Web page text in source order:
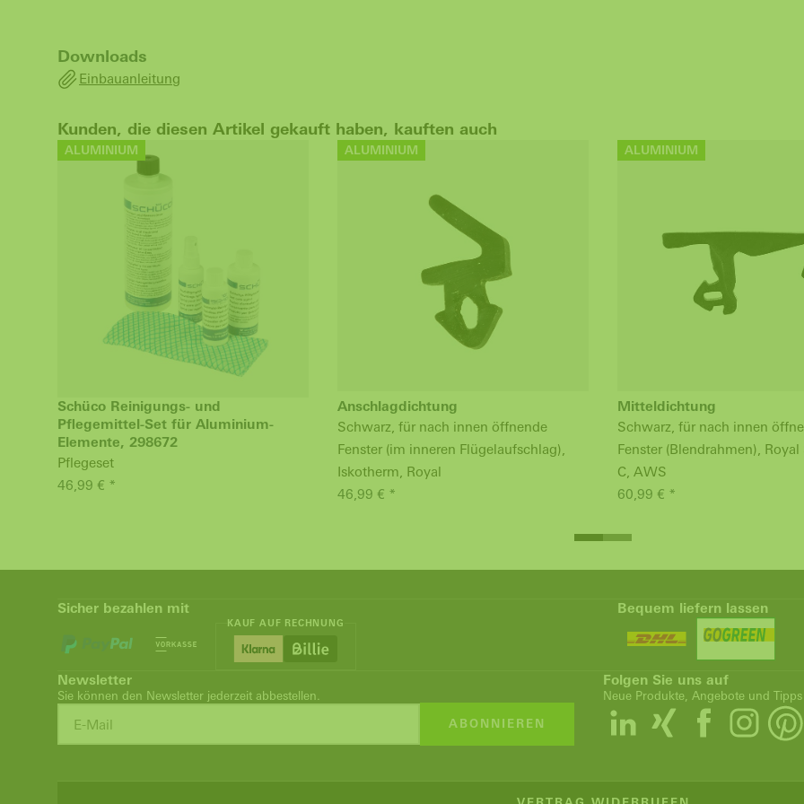
Downloads
Einbauanleitung
Kunden, die diesen Artikel gekauft haben, kauften auch
ALUMINIUM
Schüco Reinigungs- und
Pflegemittel-Set für Aluminium-
Elemente, 298672
Pflegeset
46,99 € *
ALUMINIUM
Anschlagdichtung
Schwarz, für nach innen öffnende
Fenster (im inneren Flügelaufschlag),
Iskotherm, Royal
46,99 € *
ALUMINIUM
Mitteldichtung
Schwarz, für nach innen
Fenster (Blendrahmen), Royal
C, AWS
60,99 € *
Sicher bezahlen mit
KAUF AUF RECHNUNG
Bequem liefern lassen
Newsletter
Sie können den Newsletter jederzeit abbestellen.
ABONNIEREN
Folgen Sie uns auf
Neue Produkte, Angebote und Tipps